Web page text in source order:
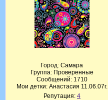
Город: Самара
Группа: Проверенные
Сообщений: 1710
Мои детки: Анастасия 11.06.07г.
Репутация: 4